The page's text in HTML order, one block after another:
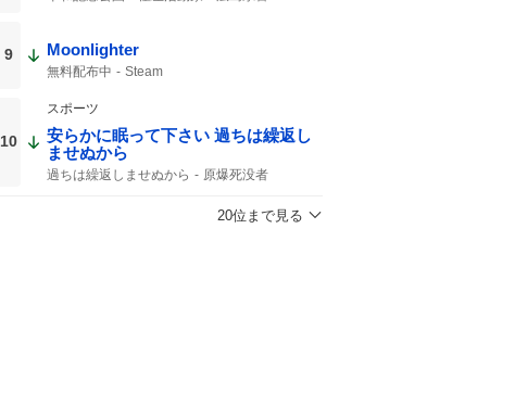
9 Moonlighter
無料配布中 Steam
10
スポーツ
安らかに眠って下さい 過ちは繰返し
ませぬから
過ちは繰返しませぬから 原爆死没者
20位まで見る